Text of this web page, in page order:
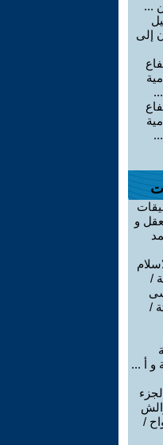
...
إلى
و
/
/
و أ ...
/